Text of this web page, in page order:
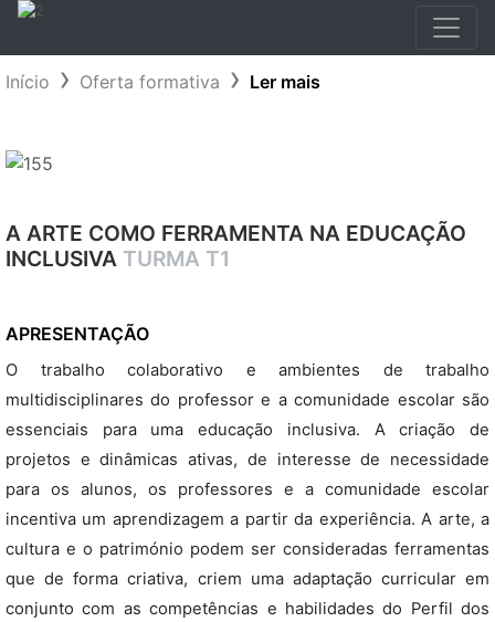
Início Oferta formativa Ler mais
A ARTE COMO FERRAMENTA NA EDUCAÇÃO
INCLUSIVA TURMA T1
APRESENTAÇÃO
O trabalho colaborativo e ambientes de trabalho
multidisciplinares do professor e a comunidade escolar são
essenciais para uma educação inclusiva. A criação de
projetos e dinâmicas ativas, de interesse de necessidade
para os alunos, os professores e a comunidade escolar
incentiva um aprendizagem a partir da experiência. A arte, a
cultura e o património podem ser consideradas ferramentas
que de forma criativa, criem uma adaptação curricular em
conjunto com as competências e habilidades do Perfil dos